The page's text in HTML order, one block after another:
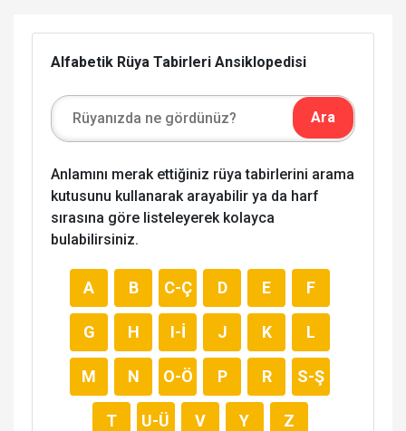
Alfabetik Rüya Tabirleri Ansiklopedisi
Anlamını merak ettiğiniz rüya tabirlerini arama
kutusunu kullanarak arayabilir ya da harf
sırasına göre listeleyerek kolayca
bulabilirsiniz.
A B C-Ç D E F
G H I-İ J K L
M N O-Ö P R S-Ş
T U-Ü V Y Z